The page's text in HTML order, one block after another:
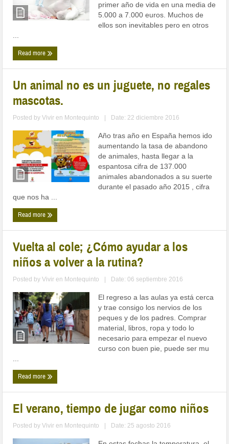
primer año de vida en una media de
5.000 a 7.000 euros. Muchos de
ellos son inevitables pero en otros
...
Read more
Un animal no es un juguete, no regales
mascotas.
Posted byVivir en Montequinto Date: 22 diciembre 2016
Año tras año en España hemos ido
aumentando la tasa de abandono
de animales, hasta llegar a la
espantosa cifra de 137.000
animales abandonados a su suerte
durante el pasado año 2015 , cifra
que nos ha ...
Read more
Vuelta al cole; ¿Cómo ayudar a los
niños a volver a la rutina?
Posted byVivir en Montequinto Date: 06 septiembre 2016
El regreso a las aulas ya está cerca
y trae consigo los nervios de los
peques y de los padres. Comprar
material, libros, ropa y todo lo
necesario para empezar el nuevo
curso con buen pie, puede ser mu
...
Read more
El verano, tiempo de jugar como niños
Posted byVivir en Montequinto Date: 25 agosto 2016